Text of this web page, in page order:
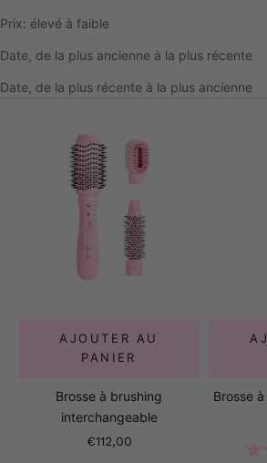
Prix: élevé à faible
Date, de la plus ancienne à la plus récente
Date, de la plus récente à la plus ancienne
AJOUTER AU
PANIER
Brosse à brushing
interchangeable
Prix de vente
€112,00
Brosse